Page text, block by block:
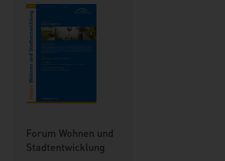
Forum Wohnen und
Stadtentwicklung